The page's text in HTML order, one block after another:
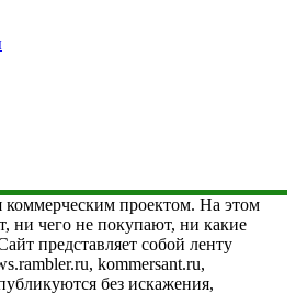
коммерческим проектом. На этом
ни чего не покупают, ни какие
представляет собой ленту
kommersant.ru,
без искажения,